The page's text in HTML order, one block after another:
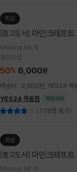
최상
[중고도서] 마인크래프
Mojang AB 저
영진닷컴
50% 6,000원
배송비 : 2,500원, YES24 목
YES24 목동점
매장ON
(778명 평가)
최상
[중고도서] 마인크래프
Mojang AB 저